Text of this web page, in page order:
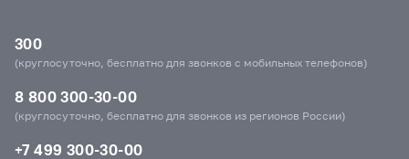
300
(круглосуточно, бесплатно для звонков с мобильных телефонов)
8 800 300-30-00
(круглосуточно, бесплатно для звонков из регионов России)
+7 499 300-30-00